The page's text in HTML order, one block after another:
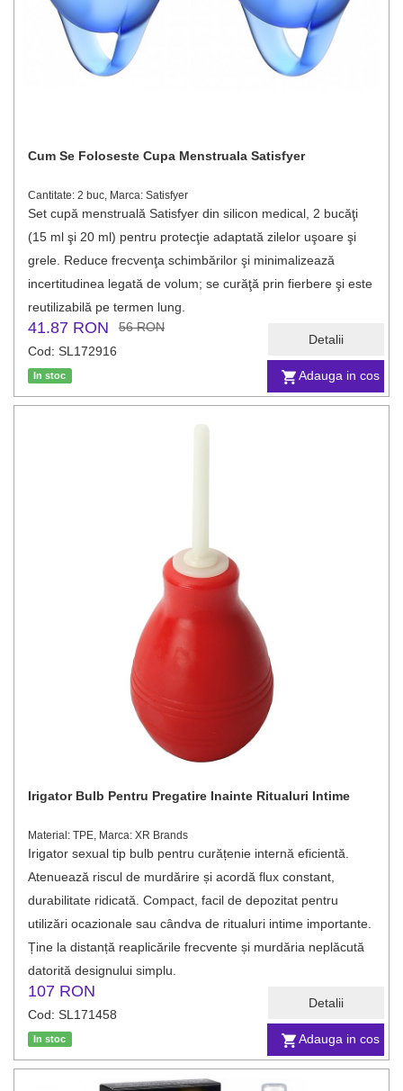
Adauga in cos
Detalii
Cum Se Foloseste Cupa Menstruala Satisfyer
Cantitate: 2 buc, Marca: Satisfyer
Set cupă menstruală Satisfyer din silicon medical, 2 bucăţi
(15 ml şi 20 ml) pentru protecţie adaptată zilelor uşoare şi
grele. Reduce frecvenţa schimbărilor şi minimalizează
incertitudinea legată de volum; se curăţă prin fierbere şi este
reutilizabilă pe termen lung.
41.87 RON
56 RON
Cod: SL172916
In stoc
Adauga in cos
Detalii
Irigator Bulb Pentru Pregatire Inainte Ritualuri Intime
Material: TPE, Marca: XR Brands
Irigator sexual tip bulb pentru curățenie internă eficientă.
Atenuează riscul de murdărire și acordă flux constant,
durabilitate ridicată. Compact, facil de depozitat pentru
utilizări ocazionale sau cândva de ritualuri intime importante.
Ține la distanță reaplicările frecvente și murdăria neplăcută
datorită designului simplu.
107 RON
Cod: SL171458
In stoc